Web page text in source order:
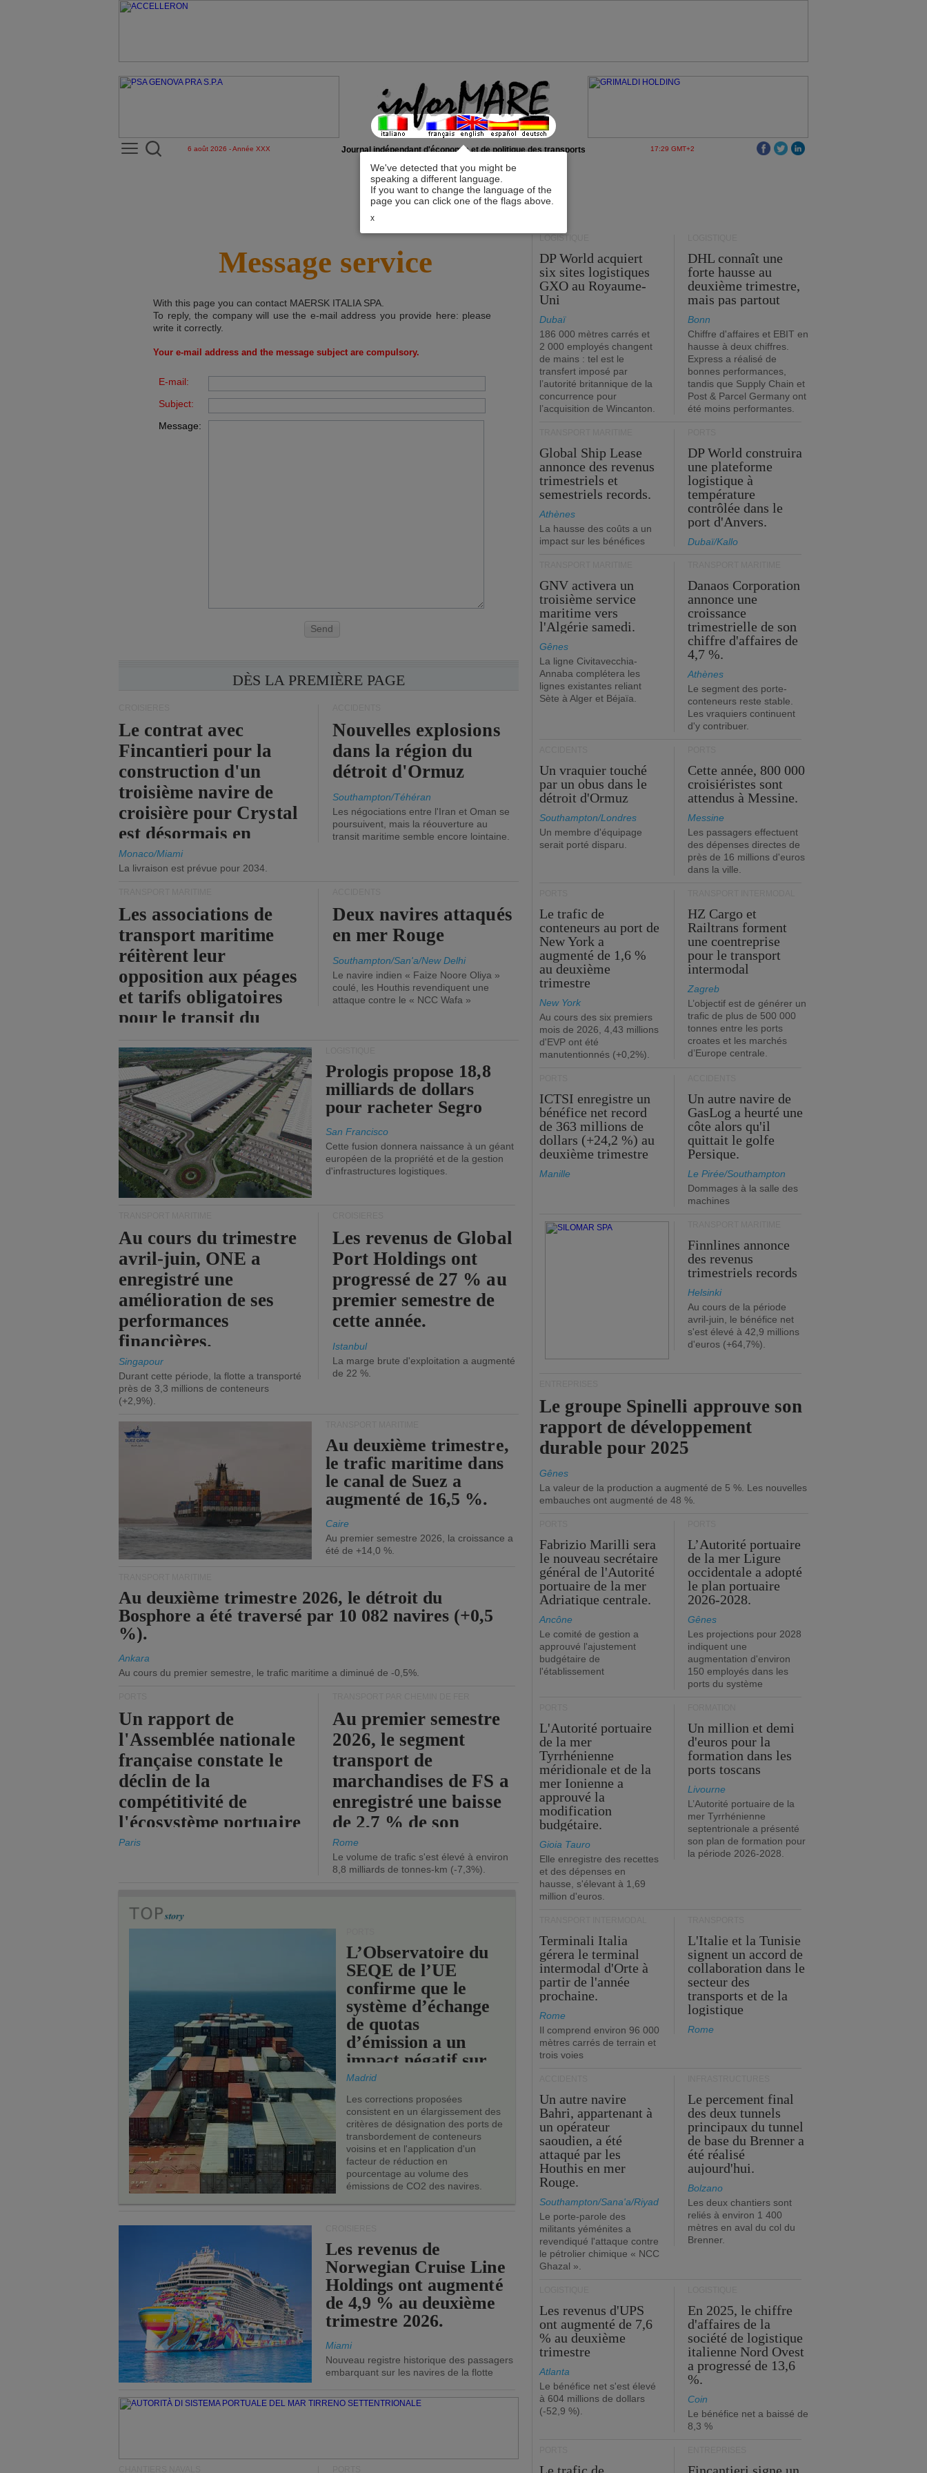
We've detected that you might be
speaking a different language.
If you want to change the language of the
page you can click one of the flags above.
x
6 août 2026 - Année XXX Journal indépendant d'économie et de politique des transports 17:29 GMT+2
Message service
With this page you can contact MAERSK ITALIA SPA
To reply, the company will use the e-mail address you provide here: please
write it correctly.
Your e-mail address and the message subject are compulsory.
E-mail:
Subject:
Message:
Send
DÈS LA PREMIÈRE PAGE
Le contrat avec
Fincantieri pour la
construction d'un
troisième navire de
croisière pour Crystal
est désormais en
vigueur.
Monaco/Miami
La livraison est prévue pour 2034.
Nouvelles explosions
dans la région du
détroit d'Ormuz
Southampton/Téhéran
Les négociations entre l'Iran et Oman se
poursuivent, mais la réouverture au
transit maritime semble encore lointaine.
Les associations de
transport maritime
réitèrent leur
opposition aux péages
et tarifs obligatoires
pour le transit du
Deux navires attaqués
en mer Rouge
Southampton/San'a/New Delhi
Le navire indien « Faize Noore Oliya »
coulé, les Houthis revendiquent une
attaque contre le « NCC Wafa »
Prologis propose 18,8
milliards de dollars
pour racheter Segro
San Francisco
Cette fusion donnera naissance à un géant
européen de la propriété et de la gestion
d'infrastructures logistiques.
Au cours du trimestre
avril-juin, ONE a
enregistré une
amélioration de ses
performances
financières.
Singapour
Durant cette période, la flotte a transporté
près de 3,3 millions de conteneurs
(+2,9%).
Les revenus de Global
Port Holdings ont
progressé de 27 % au
premier semestre de
cette année.
Istanbul
La marge brute d'exploitation a augmenté
de 22 %.
Au deuxième trimestre,
le trafic maritime dans
le canal de Suez a
augmenté de 16,5 %.
Caire
Au premier semestre 2026, la croissance a
été de +14,0 %.
Au deuxième trimestre 2026, le détroit du
Bosphore a été traversé par 10 082 navires (+0,5
%).
Ankara
Au cours du premier semestre, le trafic maritime a diminué de -0,5%.
Un rapport de
l'Assemblée nationale
française constate le
déclin de la
compétitivité de
l'écosystème portuaire
de l'État.
Paris
Au premier semestre
2026, le segment
transport de
marchandises de FS a
enregistré une baisse
de 2,7 % de son
chiffre d'affaires
opérationnel.
Rome
Le volume de trafic s'est élevé à environ
8,8 milliards de tonnes-km (-7,3%).
L’Observatoire du
SEQE de l’UE
confirme que le
système d’échange
de quotas
d’émission a un
impact négatif sur
les ports de l’UE.
Madrid
Les corrections proposées
consistent en un élargissement des
critères de désignation des ports de
transbordement de conteneurs
voisins et en l'application d'un
facteur de réduction en
pourcentage au volume des
émissions de CO2 des navires.
Les revenus de
Norwegian Cruise Line
Holdings ont augmenté
de 4,9 % au deuxième
trimestre 2026.
Miami
Nouveau registre historique des passagers
embarquant sur les navires de la flotte
LOGISTIQUE
DP World acquiert
six sites logistiques
GXO au Royaume-
Uni
Dubaï
186 000 mètres carrés et
2 000 employés changent
de mains : tel est le
transfert imposé par
l’autorité britannique de la
concurrence pour
l’acquisition de Wincanton.
DHL connaît une
forte hausse au
deuxième trimestre,
mais pas partout
Bonn
Chiffre d'affaires et EBIT en
hausse à deux chiffres.
Express a réalisé de
bonnes performances,
tandis que Supply Chain et
Post & Parcel Germany ont
été moins performantes.
Global Ship Lease
annonce des revenus
trimestriels et
semestriels records.
Athènes
La hausse des coûts a un
impact sur les bénéfices
DP World construira
une plateforme
logistique à
température
contrôlée dans le
port d'Anvers.
Dubaï/Kallo
GNV activera un
troisième service
maritime vers
l'Algérie samedi.
Gênes
La ligne Civitavecchia-
Annaba complétera les
lignes existantes reliant
Sète à Alger et Béjaïa.
Danaos Corporation
annonce une
croissance
trimestrielle de son
chiffre d'affaires de
4,7 %.
Athènes
Le segment des porte-
conteneurs reste stable.
Les vraquiers continuent
d'y contribuer.
Un vraquier touché
par un obus dans le
détroit d'Ormuz
Southampton/Londres
Un membre d'équipage
serait porté disparu.
Cette année, 800 000
croisiéristes sont
attendus à Messine.
Messine
Les passagers effectuent
des dépenses directes de
près de 16 millions d'euros
dans la ville.
Le trafic de
conteneurs au port de
New York a
augmenté de 1,6 %
au deuxième
trimestre
New York
Au cours des six premiers
mois de 2026, 4,43 millions
d'EVP ont été
manutentionnés (+0,2%).
HZ Cargo et
Railtrans forment
une coentreprise
pour le transport
intermodal
Zagreb
L’objectif est de générer un
trafic de plus de 500 000
tonnes entre les ports
croates et les marchés
d’Europe centrale.
ICTSI enregistre un
bénéfice net record
de 363 millions de
dollars (+24,2 %) au
deuxième trimestre
Manille
Un autre navire de
GasLog a heurté une
côte alors qu'il
quittait le golfe
Persique.
Le Pirée/Southampton
Dommages à la salle des
machines
Finnlines annonce
des revenus
trimestriels records
Helsinki
Au cours de la période
avril-juin, le bénéfice net
s'est élevé à 42,9 millions
d'euros (+64,7%).
Le groupe Spinelli approuve son
rapport de développement
durable pour 2025
Gênes
La valeur de la production a augmenté de 5 %. Les nouvelles
embauches ont augmenté de 48 %.
Fabrizio Marilli sera
le nouveau secrétaire
général de l'Autorité
portuaire de la mer
Adriatique centrale.
Ancône
Le comité de gestion a
approuvé l'ajustement
budgétaire de
l'établissement
L’Autorité portuaire
de la mer Ligure
occidentale a adopté
le plan portuaire
2026-2028.
Gênes
Les projections pour 2028
indiquent une
augmentation d'environ
150 employés dans les
ports du système
L'Autorité portuaire
de la mer
Tyrrhénienne
méridionale et de la
mer Ionienne a
approuvé la
modification
budgétaire.
Gioia Tauro
Elle enregistre des recettes
et des dépenses en
hausse, s'élevant à 1,69
million d'euros.
Un million et demi
d'euros pour la
formation dans les
ports toscans
Livourne
L’Autorité portuaire de la
mer Tyrrhénienne
septentrionale a présenté
son plan de formation pour
la période 2026-2028.
Terminali Italia
gérera le terminal
intermodal d'Orte à
partir de l'année
prochaine.
Rome
Il comprend environ 96 000
mètres carrés de terrain et
trois voies
L'Italie et la Tunisie
signent un accord de
collaboration dans le
secteur des
transports et de la
logistique
Rome
Un autre navire
Bahri, appartenant à
un opérateur
saoudien, a été
attaqué par les
Houthis en mer
Rouge.
Southampton/Sana'a/Riyad
Le porte-parole des
militants yéménites a
revendiqué l'attaque contre
le pétrolier chimique « NCC
Ghazal ».
Le percement final
des deux tunnels
principaux du tunnel
de base du Brenner a
été réalisé
aujourd'hui.
Bolzano
Les deux chantiers sont
reliés à environ 1 400
mètres en aval du col du
Brenner.
Les revenus d'UPS
ont augmenté de 7,6
% au deuxième
trimestre
Atlanta
Le bénéfice net s'est élevé
à 604 millions de dollars
(-52,9 %).
En 2025, le chiffre
d'affaires de la
société de logistique
italienne Nord Ovest
a progressé de 13,6
%.
Coin
Le bénéfice net a baissé de
8,3 %